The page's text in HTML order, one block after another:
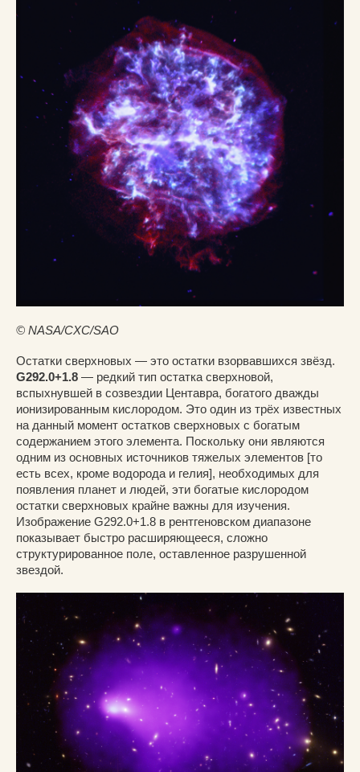
© NASA/CXC/SAO
Остатки сверхновых — это остатки взорвавшихся звёзд.
G292.0+1.8 — редкий тип остатка сверхновой,
вспыхнувшей в созвездии Центавра, богатого дважды
ионизированным кислородом. Это один из трёх известных
на данный момент остатков сверхновых с богатым
содержанием этого элемента. Поскольку они являются
одним из основных источников тяжелых элементов [то
есть всех, кроме водорода и гелия], необходимых для
появления планет и людей, эти богатые кислородом
остатки сверхновых крайне важны для изучения.
Изображение G292.0+1.8 в рентгеновском диапазоне
показывает быстро расширяющееся, сложно
структурированное поле, оставленное разрушенной
звездой.